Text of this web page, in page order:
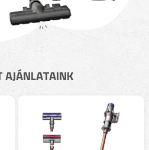
AJÁNLATAINK